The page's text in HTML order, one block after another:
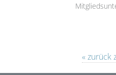
« zurück